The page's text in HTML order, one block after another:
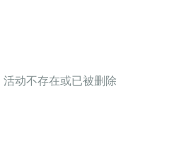
活动不存在或已被删除